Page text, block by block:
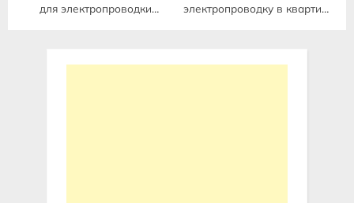
для электропроводки
электропроводку в квартире